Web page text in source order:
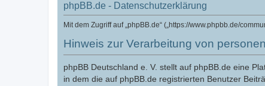
phpBB.de - Datenschutzerklärung
Mit dem Zugriff auf „phpBB.de“ („https://www.phpbb.de/
Hinweis zur Verarbeitung von
phpBB Deutschland e. V. stellt auf phpBB.de eine
in dem die auf phpBB.de registrierten Benutzer